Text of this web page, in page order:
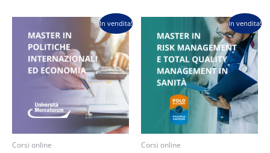
In vendita!
Corsi online
prezzo
originale
era:
€2.000,00.
prezzo
attuale
€1.500,00.
In vendita!
Corsi online
prezzo
originale
era:
€2.600,00.
Il
prezzo
attuale
è:
€1.500,00.